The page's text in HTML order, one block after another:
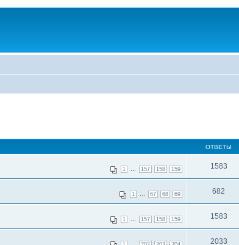
ОТВЕТЫ
1 157 158 159 1583
1 67 68 69 682
1 157 158 159 1583
2033